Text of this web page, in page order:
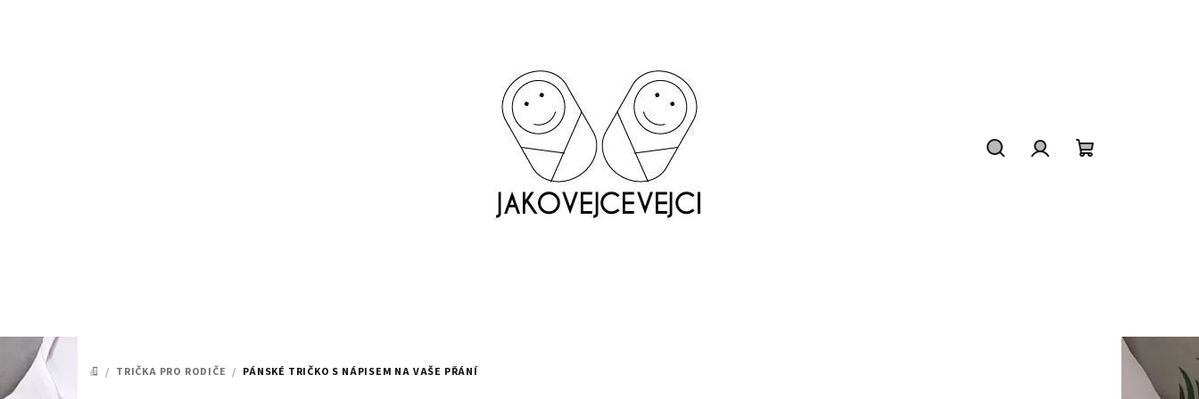
DOMŮ
/ TRIČKA PRO RODIČE / PÁNSKÉ TRIČKO S NÁPISEM NA VAŠE PŘÁNÍ